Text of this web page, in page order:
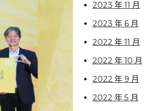
2023 年 11 月
2023 年 6 月
2022 年 11 月
2022 年 10 月
2022 年 9 月
2022 年 5 月